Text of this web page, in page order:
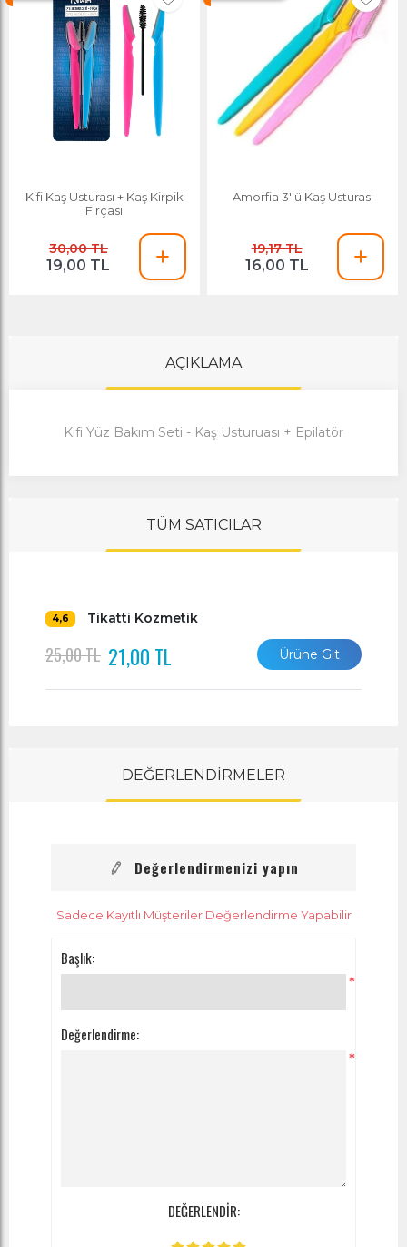
Kifi Kaş Usturası + Kaş Kirpik
Fırçası
30,00 TL
19,00 TL
Amorfia 3'lü Kaş Usturası
19,17 TL
16,00 TL
AÇIKLAMA
Kifi Yüz Bakım Seti - Kaş Usturuası + Epilatör
TÜM SATICILAR
4,6 Tikatti Kozmetik
25,00 TL 21,00 TL Ürüne Git
DEĞERLENDİRMELER
Değerlendirmenizi yapın
Sadece Kayıtlı Müşteriler Değerlendirme Yapabilir
Başlık:
*
Değerlendirme:
*
DEĞERLENDİR: